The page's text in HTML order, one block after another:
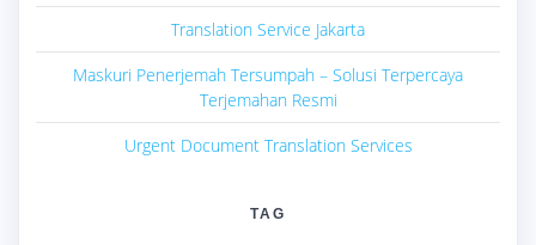
Translation Service Jakarta
Maskuri Penerjemah Tersumpah – Solusi Terpercaya
Terjemahan Resmi
Urgent Document Translation Services
TAG